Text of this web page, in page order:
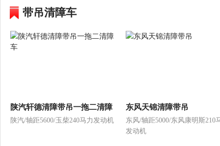
带吊清障车
陕汽轩德清障带吊一拖二清障
车
陕汽/轴距5600/玉柴240马力发动机
东风天锦清障带吊
东风/轴距5000/东风康明斯210
发动机